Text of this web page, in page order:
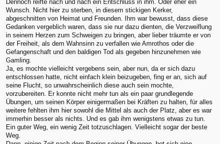
Dennoch reifte nach und nach ein Entschluss in ihm. Oder eher ein
Wunsch. Nicht hier zu sterben, in diesem stickigen Kerker,
abgeschnitten von Heimat und Freunden. Ihm war bewusst, dass diese
Gedanken vergeblich waren, dass sie nur dazu dienten, die Verzweiflung
in seinem Herzen zum Schweigen zu bringen, aber lieber träumte er von
der Freiheit, als dem Wahnsinn zu verfallen wie Amrothos oder die
Gefangenschaft und den baldigen Tod als gegeben hinzunehmen wie
Gamling.
Ja, es mochte vielleicht vergebens sein, aber nun, da er sich dazu
entschlossen hatte, nicht einfach klein beizugeben, fing er an, sich auf
seine Flucht, so unwahrscheinlich diese auch sein mochte,
vorzubereiten. Er konnte nicht mehr tun als ein paar grundlegende
Übungen, um seinen Körper einigermaßen bei Kräften zu halten, für alles
weitere fehlten ihm hier sowohl die Mittel als auch der Platz, aber es war
immerhin besser als nichts. Und es gab ihm wenigstens etwas zu tun.
Ein guter Weg, ein wenig Zeit totzuschlagen. Vielleicht sogar der beste
Weg.